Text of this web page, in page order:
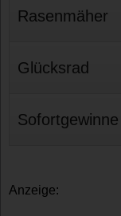
Rasenmäher
Glücksrad
Sofortgewinne
Anzeige: